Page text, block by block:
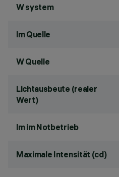
W system
lm Quelle
W Quelle
Lichtausbeute (realer
Wert)
lm im Notbetrieb
Maximale Intensität (cd)